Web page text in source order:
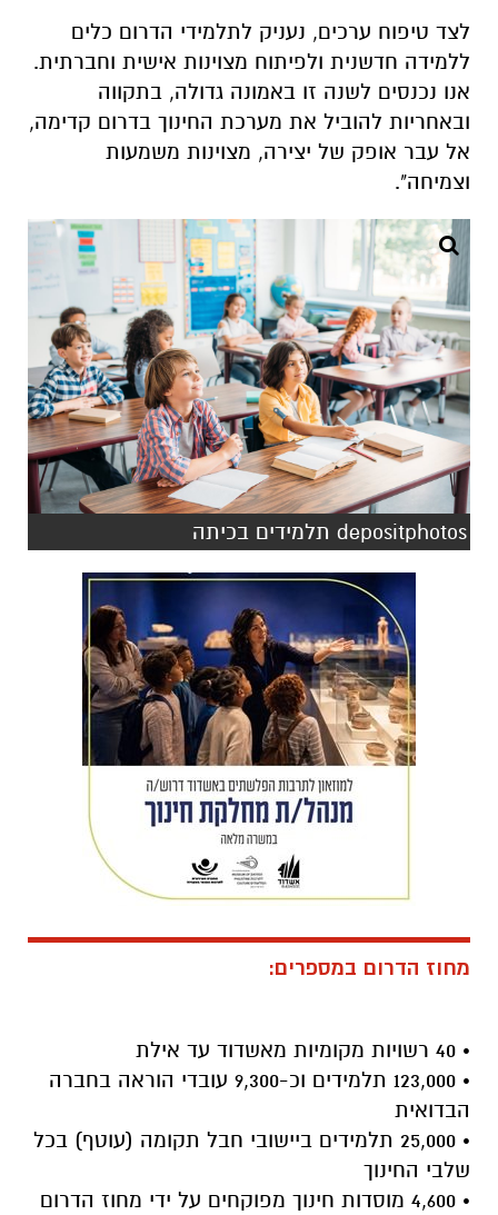
לצד טיפוח ערכים, נעניק לתלמידי הדרום כלים
ללמידה חדשנית ולפיתוח מצוינות אישית וחברתית.
אנו נכנסים לשנה זו באמונה גדולה, בתקווה
ובאחריות להוביל את מערכת החינוך בדרום קדימה,
אל עבר אופק של יצירה, מצוינות משמעות
וצמיחה".
depositphotos תלמידים בכיתה
מחוז הדרום במספרים:
• 40 רשויות מקומיות מאשדוד עד אילת
• 123,000 תלמידים וכ-9,300 עובדי הוראה בחברה
הבדואית
• 25,000 תלמידים ביישובי חבל תקומה (עוטף) בכל
שלבי החינוך
• 4,600 מוסדות חינוך מפוקחים על ידי מחוז הדרום